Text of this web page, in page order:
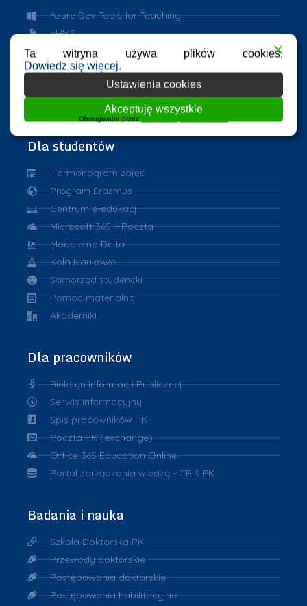
Azure Dev Tools for Teaching
eHMS
ASAP
Repozytorium PK
Dla studentów
Harmonogram zajęć
Program Erasmus
Centrum e-edukacji
Microsoft 365 + Poczta
Moodle na Delta
Koła Naukowe
Samorząd studencki
Pomoc materialna
Akademiki
Dla pracowników
Biuletyn Informacji Publicznej
Serwis informacyjny
Spis pracowników PK
Poczta PK (exchange)
Office 365 Education Online
Portal zarządzania wiedzą - CRIS PK
Badania i nauka
Szkoła Doktorska PK
Przewody doktorskie
Postępowania doktorskie
Postępowania habilitacyjne
Ta witryna używa plików cookies.
Dowiedz się więcej.
Ustawienia cookies
Akceptuję wszystkie
Obsługiwane przez